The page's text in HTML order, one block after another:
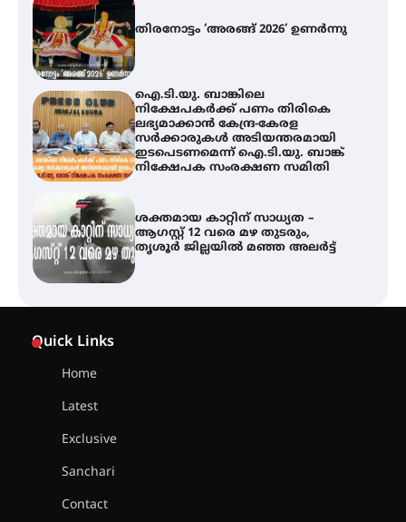
നിക്ഷേപകർക്ക് പണം തിരികെ
ലഭ്യമാക്കാൻ കേന്ദ്ര-കേരള
സർക്കാരുകൾ അടിയന്തരമായി
ഇടപെടണമെന്ന് ഐ.ടി.യു. ബാങ്ക്
നിക്ഷേപക സംരക്ഷണ സമിതി
ശക്തമായ കാറ്റിന് സാധ്യത –
ആഗസ്റ്റ് 12 വരെ മഴ തുടരും,
തൃശൂർ ജില്ലയിൽ മഞ്ഞ അലർട്ട്
അരങ്ങ് 2026-ന്
സാംസ്കാരികപ്പൊലിമയോടെ
സമാപനം
Quick Links
Home
Latest
Exclusive
Sanchari
Contact